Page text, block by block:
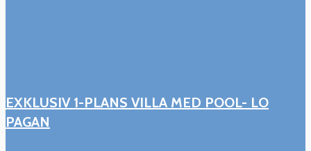
EXKLUSIV 1-PLANS VILLA MED POOL- LO
PAGAN